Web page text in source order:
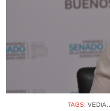
TAGS: VEDIA,